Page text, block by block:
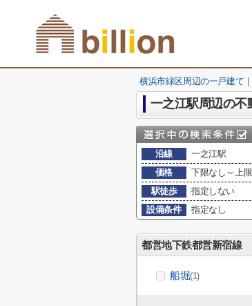
横浜市緑区周辺の一戸建て
一之江駅周辺の不
沿線
一之江駅
価格
下限なし～上
駅徒歩
指定しない
設備条件
指定なし
都営地下鉄都営新宿線
船堀(1)